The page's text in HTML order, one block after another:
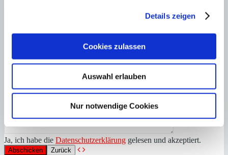
Details zeigen
Cookies zulassen
Auswahl erlauben
Nur notwendige Cookies
Ja, ich habe die Datenschutzerklärung gelesen und akzeptiert.
Zurück